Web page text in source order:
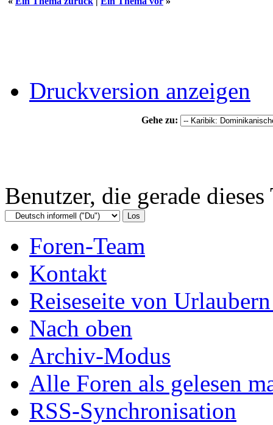
Druckversion anzeigen
Gehe zu:
Benutzer, die gerade
Foren-Team
Kontakt
Reiseseite von
Nach oben
Archiv-Modus
Alle Foren als gelesen
RSS-Synchronisation